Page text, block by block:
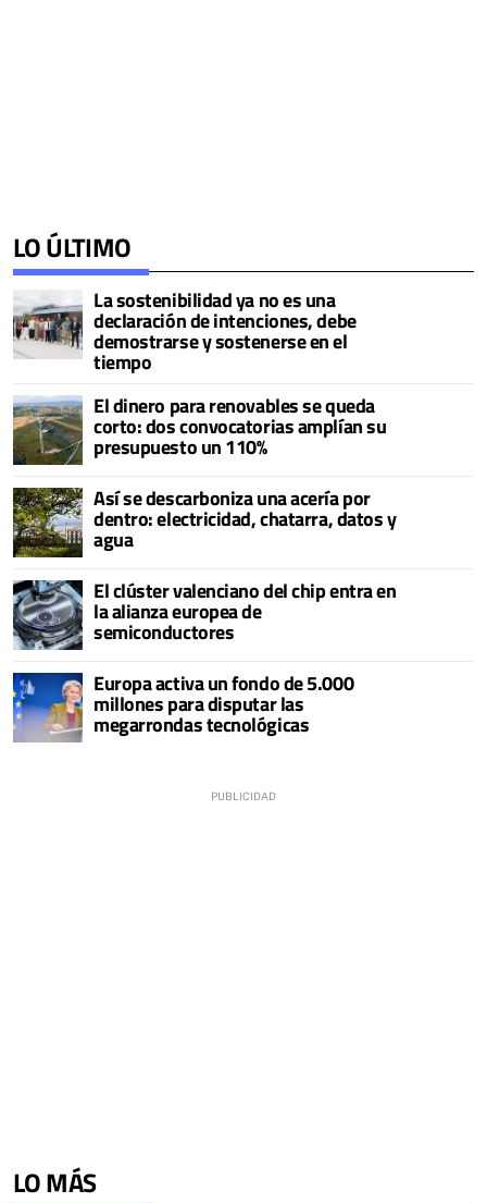
LO ÚLTIMO
La sostenibilidad ya no es una
declaración de intenciones, debe
demostrarse y sostenerse en el
tiempo
El dinero para renovables se queda
corto: dos convocatorias amplían su
presupuesto un 110%
Así se descarboniza una acería por
dentro: electricidad, chatarra, datos y
agua
El clúster valenciano del chip entra en
la alianza europea de
semiconductores
Europa activa un fondo de 5.000
millones para disputar las
megarrondas tecnológicas
LO MÁS